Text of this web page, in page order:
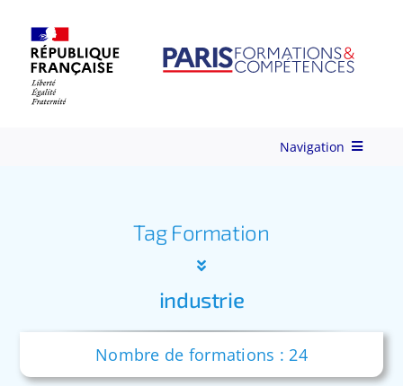
content
Navigation
Formations
Tag Formation
industrie
Nombre de formations : 24